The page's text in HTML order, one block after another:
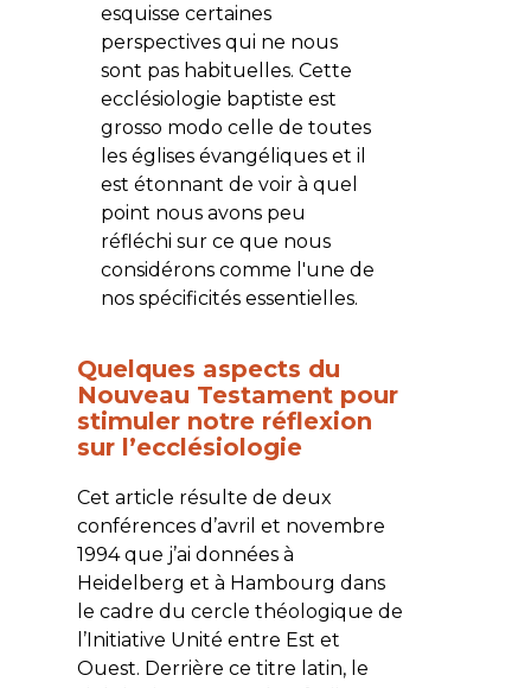
esquisse certaines
perspectives qui ne nous
sont pas habituelles. Cette
ecclésiologie baptiste est
grosso modo celle de toutes
les églises évangéliques et il
est étonnant de voir à quel
point nous avons peu
réfléchi sur ce que nous
considérons comme l'une de
nos spécificités essentielles.
Quelques aspects du
Nouveau Testament pour
stimuler notre réflexion
sur l’ecclésiologie
Cet article résulte de deux
conférences d’avril et novembre
1994 que j’ai données à
Heidelberg et à Hambourg dans
le cadre du cercle théologique de
l’Initiative Unité entre Est et
Ouest. Derrière ce titre latin, le